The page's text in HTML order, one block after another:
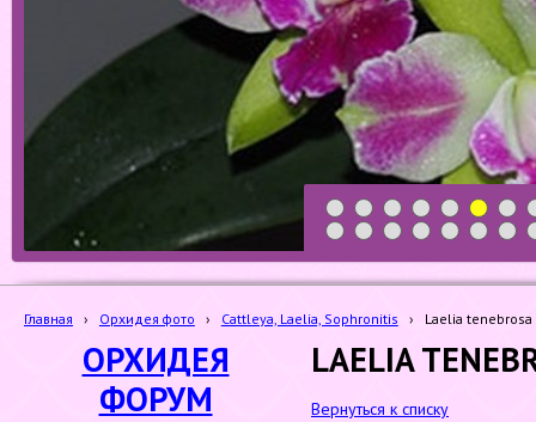
1 2 3 4 5 6 7
8
19 20 21 22 23 24 25
Главная › Орхидея фото › Cattleya, Laelia, Sophronitis › Laelia
ОРХИДЕЯ
ФОРУМ
LAELIA
Вернуться к списку